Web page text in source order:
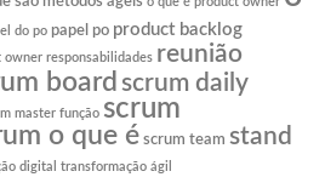
do po papel po product backlog
owner responsabilidades reunião
board scrum daily
master função scrum
o que é scrum team stand
digital transformação ágil